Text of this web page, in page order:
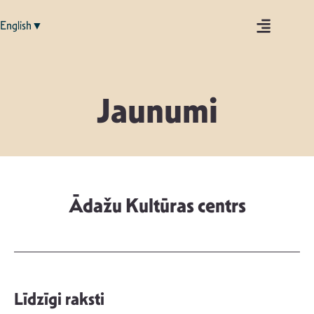
English▼
Jaunumi
Ādažu Kultūras centrs
Līdzīgi raksti